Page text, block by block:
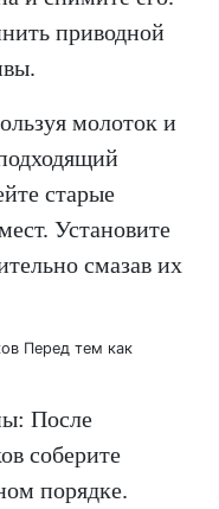
приводной
молоток и
старые
Установите
смазав их
После
соберите
порядке.